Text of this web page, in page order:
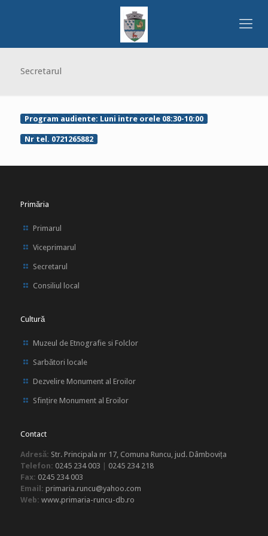
Secretarul
Program audiente: Luni intre orele 08:30-10:00
Nr tel. 0721265882
Primăria
Primarul
Viceprimarul
Secretarul
Consiliul local
Cultură
Muzeul de Etnografie si Folclor
Sarbători locale
Dezvelire Monument al Eroilor
Sfințire Monument al Eroilor
Contact
Adresă: Str. Principala nr 17, Comuna Runcu, jud. Dâmbovița
Telefon: 0245 234 003
0245 234 218
Fax: 0245 234 003
Email: primaria.runcu@yahoo.com
Web: www.primaria-runcu-db.ro